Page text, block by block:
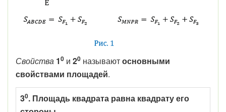
Свойства 10 и 20 называютосновными
свойствами площадей.
30. Площадь квадрата равна квадрату его